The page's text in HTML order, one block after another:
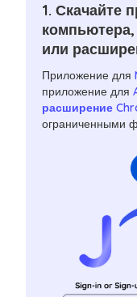
1. Скачайте
или
Приложение для
приложение для
расширение
ограниченными